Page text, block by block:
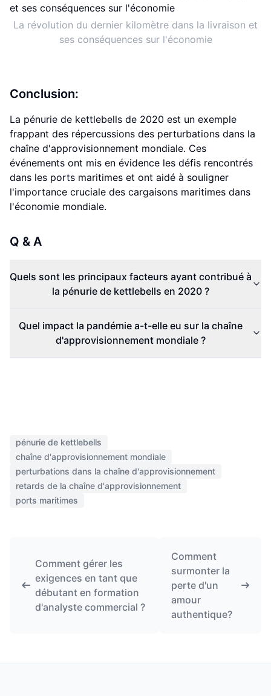
La révolution du dernier kilomètre dans la livraison et
ses conséquences sur l'économie
Conclusion:
La pénurie de kettlebells de 2020 est un exemple
frappant des répercussions des perturbations dans la
chaîne d'approvisionnement mondiale. Ces
événements ont mis en évidence les défis rencontrés
dans les ports maritimes et ont aidé à souligner
l'importance cruciale des cargaisons maritimes dans
l'économie mondiale.
Q & A
Quels sont les principaux facteurs ayant contribué à
la pénurie de kettlebells en 2020 ?
Quel impact la pandémie a-t-elle eu sur la chaîne
d'approvisionnement mondiale ?
pénurie de kettlebells
chaîne d'approvisionnement mondiale
perturbations dans la chaîne d'approvisionnement
retards de la chaîne d'approvisionnement
ports maritimes
Comment gérer les
exigences en tant que
débutant en formation
d'analyste commercial ?
Comment
surmonter la
perte d'un
amour
authentique?